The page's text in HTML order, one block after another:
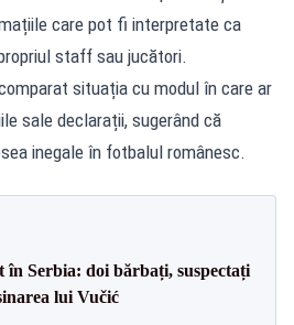
care pot fi interpretate ca
staff sau jucători.
situația cu modul în care ar
sale declarații, sugerând că
inegale în fotbalul românesc.
în Serbia: doi bărbați, suspectați
lui Vučić